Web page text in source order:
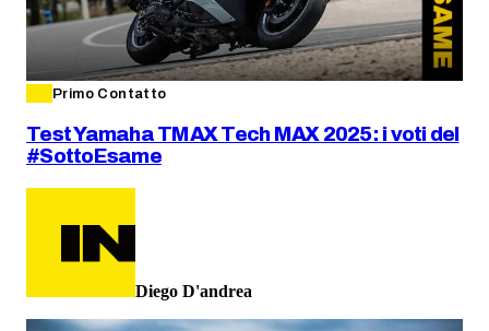
Primo Contatto
Test Yamaha TMAX Tech MAX 2025: i voti del
#SottoEsame
Diego D'andrea